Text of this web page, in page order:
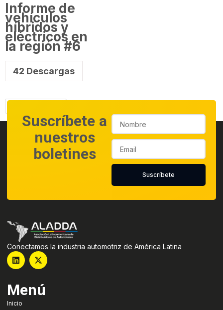
Informe de
vehículos
híbridos y
eléctricos en
la región #6
42 Descargas
Suscríbete a
nuestros
boletines
Suscríbete
Conectamos la industria automotriz de América Latina
Menú
Inicio